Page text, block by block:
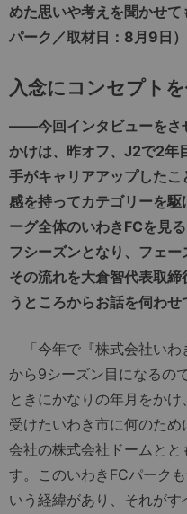
めた思いや考えを聞かせ
パーク／取材日：8月9日）
入念にコンセプト
――今回インタビューをさ
かけは、昨オフ、J2で2年
手がキャリアアップした
感を持ってカテゴリーを
ーグ全体のいわきFCを見
フシーズンとなり、フェ
その流れを大倉智代表取
うところからお話を伺わせ
「今年で『株式会社いわ
から9シーズン目になるの
ときにかなりの年月をか
受けたいわき市に何のた
会社の株式会社ドームとと
す。このいわきFCパーク
いう経緯があり、それがす